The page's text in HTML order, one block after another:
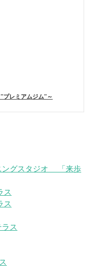
レミアムジム”～
ングスタジオ 「来歩
ス
ス
ス